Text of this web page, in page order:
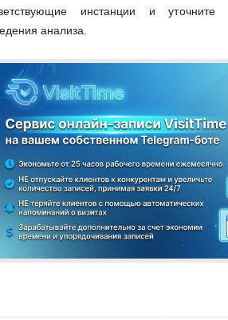
инстанции и
анализа.